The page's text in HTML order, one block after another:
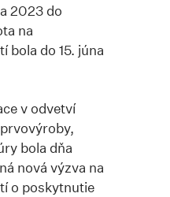
2023 do
na
bola do 15. júna
v odvetví
bola dňa
nová výzva na
o poskytnutie